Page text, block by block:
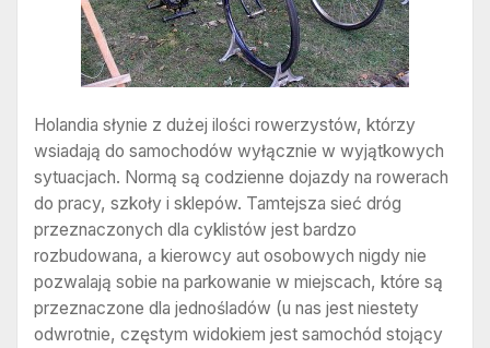
Holandia słynie z dużej ilości rowerzystów, którzy
wsiadają do samochodów wyłącznie w wyjątkowych
sytuacjach. Normą są codzienne dojazdy na rowerach
do pracy, szkoły i sklepów. Tamtejsza sieć dróg
przeznaczonych dla cyklistów jest bardzo
rozbudowana, a kierowcy aut osobowych nigdy nie
pozwalają sobie na parkowanie w miejscach, które są
przeznaczone dla jednośladów (u nas jest niestety
odwrotnie, częstym widokiem jest samochód stojący